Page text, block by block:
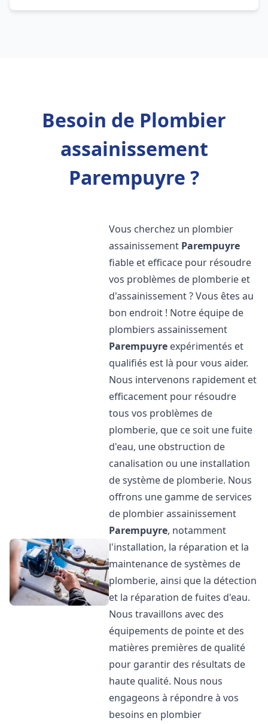
Besoin de Plombier
assainissement
Parempuyre ?
Vous cherchez un plombier
assainissement Parempuyre
fiable et efficace pour résoudre
vos problèmes de plomberie et
d'assainissement ? Vous êtes au
bon endroit ! Notre équipe de
plombiers assainissement
Parempuyre expérimentés et
qualifiés est là pour vous aider.
Nous intervenons rapidement et
efficacement pour résoudre
tous vos problèmes de
plomberie, que ce soit une fuite
d'eau, une obstruction de
canalisation ou une installation
de système de plomberie. Nous
offrons une gamme de services
de plombier assainissement
Parempuyre, notamment
l'installation, la réparation et la
maintenance de systèmes de
plomberie, ainsi que la détection
et la réparation de fuites d'eau.
Nous travaillons avec des
équipements de pointe et des
matières premières de qualité
pour garantir des résultats de
haute qualité. Nous nous
engageons à répondre à vos
besoins en plombier